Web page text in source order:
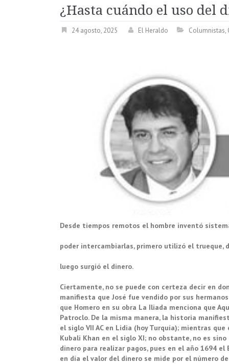
¿Hasta cuándo el uso del
24 agosto, 2025 El Heraldo Columnistas,
Desde tiempos remotos el hombre inventó
poder intercambiarlas, primero utilizó el trueque,
luego surgió el dinero.
Ciertamente, no se puede con certeza decir en
manifiesta que José fue vendido por sus
que Homero en su obra La Iliada menciona que
Patroclo. De la misma manera, la historia
el siglo VII AC en Lidia (hoy Turquía); mientras
Kubali Khan en el siglo XI; no obstante, no es
dinero para realizar pagos, pues en el año 1694
en día el valor del dinero se mide por el número